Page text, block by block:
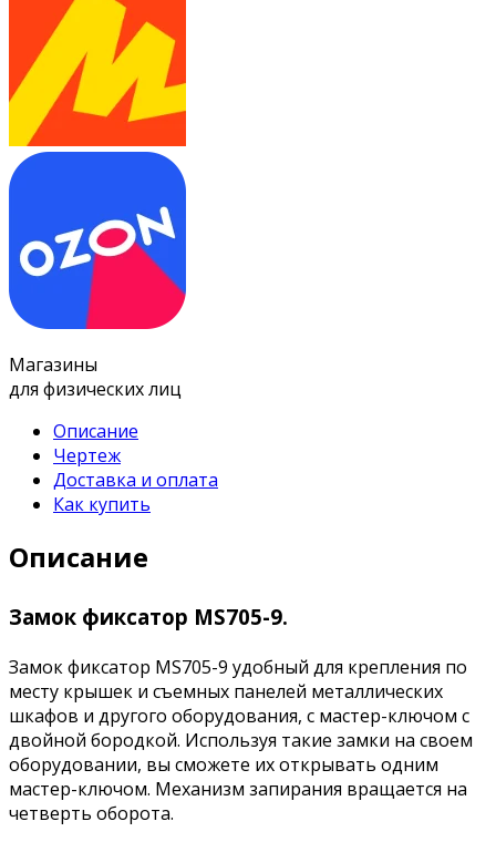
Магазины
для физических лиц
Описание
Чертеж
Доставка и оплата
Как купить
Описание
Замок фиксатор MS705-9.
Замок фиксатор MS705-9 удобный для крепления по
месту крышек и съемных панелей металлических
шкафов и другого оборудования, с мастер-ключом с
двойной бородкой. Используя такие замки на своем
оборудовании, вы сможете их открывать одним
мастер-ключом. Механизм запирания вращается на
четверть оборота.